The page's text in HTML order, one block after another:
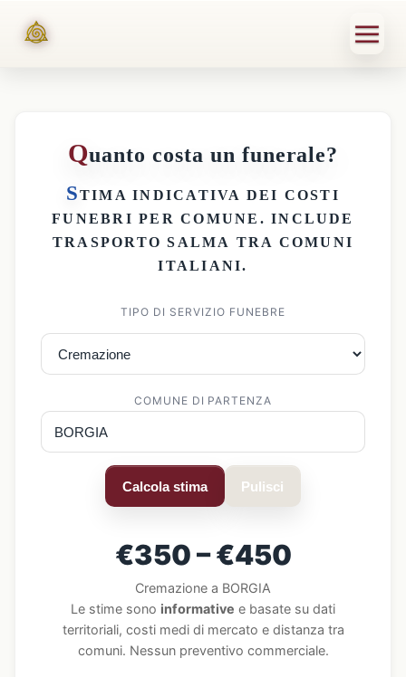
Quanto costa un funerale?
STIMA INDICATIVA DEI COSTI
FUNEBRI PER COMUNE . INCLUDE
TRASPORTO SALMA TRA COMUNI
ITALIANI.
TIPO DI SERVIZIO FUNEBRE
COMUNE DI PARTENZA
Calcola stima Pulisci
€350 – €450
Cremazione a BORGIA
Le stime sono informative e basate su dati
territoriali, costi medi di mercato e distanza tra
comuni. Nessun preventivo commerciale.